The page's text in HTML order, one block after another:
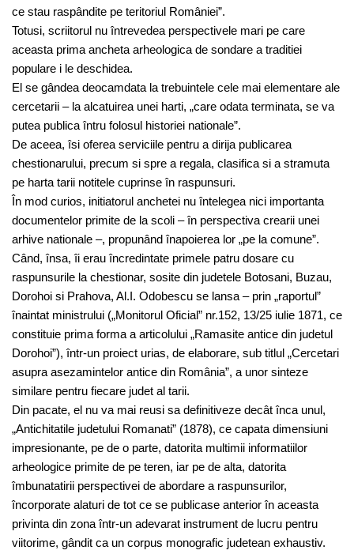
ce stau raspândite pe teritoriul României”.
Totusi, scriitorul nu întrevedea perspectivele mari pe care
aceasta prima ancheta arheologica de sondare a traditiei
populare i le deschidea.
El se gândea deocamdata la trebuintele cele mai elementare ale
cercetarii – la alcatuirea unei harti, „care odata terminata, se va
putea publica întru folosul historiei nationale”.
De aceea, îsi oferea serviciile pentru a dirija publicarea
chestionarului, precum si spre a regala, clasifica si a stramuta
pe harta tarii notitele cuprinse în raspunsuri.
În mod curios, initiatorul anchetei nu întelegea nici importanta
documentelor primite de la scoli – în perspectiva crearii unei
arhive nationale –, propunând înapoierea lor „pe la comune”.
Când, însa, îi erau încredintate primele patru dosare cu
raspunsurile la chestionar, sosite din judetele Botosani, Buzau,
Dorohoi si Prahova, Al.I. Odobescu se lansa – prin „raportul”
înaintat ministrului („Monitorul Oficial” nr.152, 13/25 iulie 1871, ce
constituie prima forma a articolului „Ramasite antice din judetul
Dorohoi”), într-un proiect urias, de elaborare, sub titlul „Cercetari
asupra asezamintelor antice din România”, a unor sinteze
similare pentru fiecare judet al tarii.
Din pacate, el nu va mai reusi sa definitiveze decât înca unul,
„Antichitatile judetului Romanati” (1878), ce capata dimensiuni
impresionante, pe de o parte, datorita multimii informatiilor
arheologice primite de pe teren, iar pe de alta, datorita
îmbunatatirii perspectivei de abordare a raspunsurilor,
încorporate alaturi de tot ce se publicase anterior în aceasta
privinta din zona într-un adevarat instrument de lucru pentru
viitorime, gândit ca un corpus monografic judetean exhaustiv.